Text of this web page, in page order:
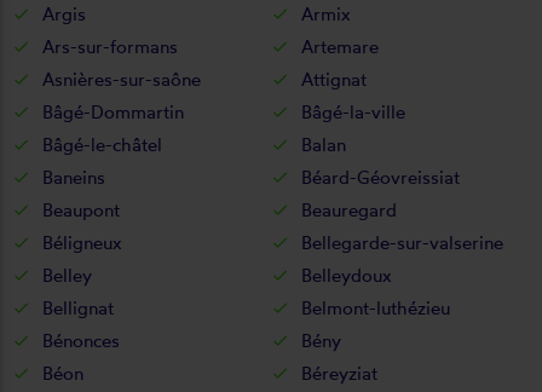
Argis
Armix
Ars-sur-formans
Artemare
Asnières-sur-saône
Attignat
Bâgé-Dommartin
Bâgé-la-ville
Bâgé-le-châtel
Balan
Baneins
Béard-Géovreissiat
Beaupont
Beauregard
Béligneux
Bellegarde-sur-valserine
Belley
Belleydoux
Bellignat
Belmont-luthézieu
Bénonces
Bény
Béon
Béreyziat